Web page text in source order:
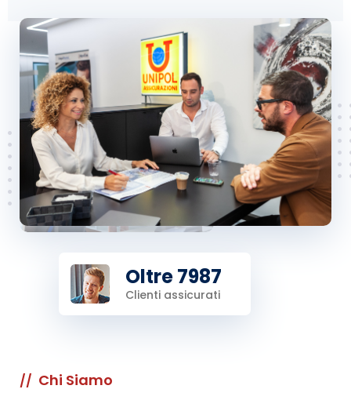
Oltre 7987
Clienti assicurati
// Chi Siamo